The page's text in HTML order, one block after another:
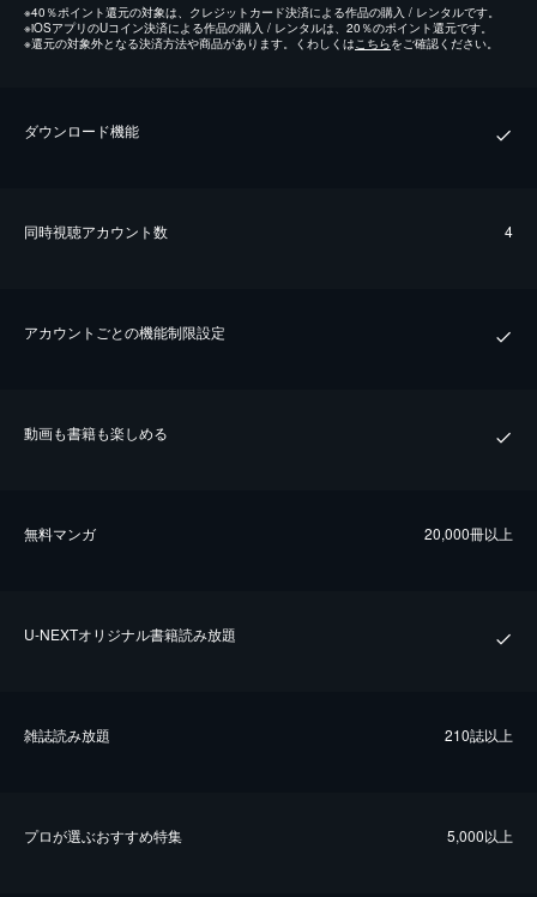
※40％ポイント還元の対象は、クレジットカード決済による作品の購入 / レンタルです。
※iOSアプリのUコイン決済による作品の購入 / レンタルは、20％のポイント還元です。
※還元の対象外となる決済方法や商品があります。くわしくはこちらをご確認ください。
ダウンロード機能
同時視聴アカウント数 4
アカウントごとの機能制限設定
動画も書籍も楽しめる
無料マンガ 20,000冊以上
U-NEXTオリジナル書籍読み放題
雑誌読み放題 210誌以上
プロが選ぶおすすめ特集 5,000以上